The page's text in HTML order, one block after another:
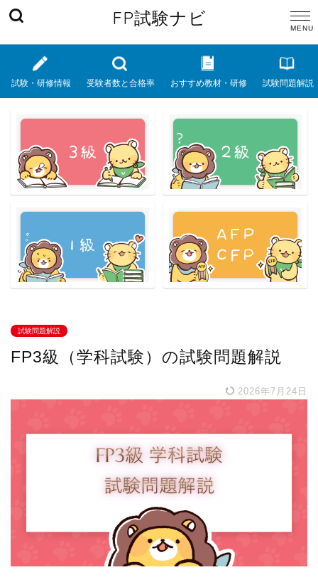
FP試験ナビ
試験・研修情報 受験者数と合格率 おすすめ教材・研修 試験問題解説
試験問題解説
FP3級（学科試験）の試験問題解説
2026年7月24日